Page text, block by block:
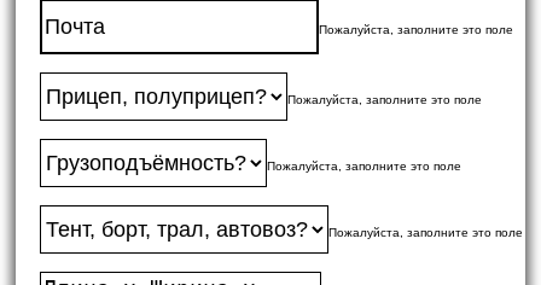
Пожалуйста, заполните это поле
Пожалуйста, заполните это поле
Пожалуйста, заполните это поле
Пожалуйста, заполните это поле